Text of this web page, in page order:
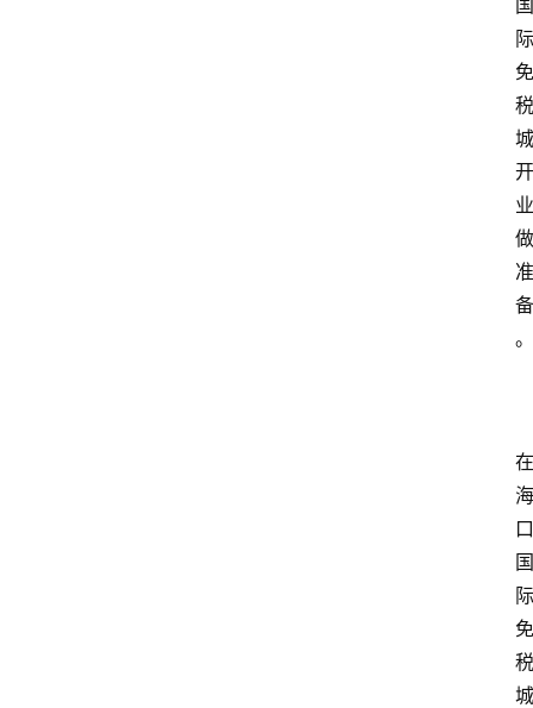
国
际
免
税
城
开
业
做
准
备
。
在
海
口
国
际
免
税
城